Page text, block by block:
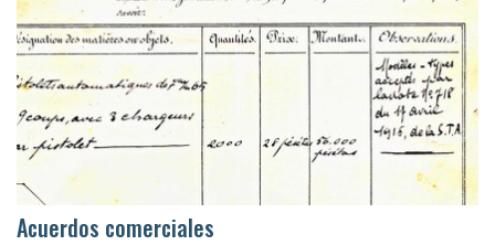
Acuerdos comerciales